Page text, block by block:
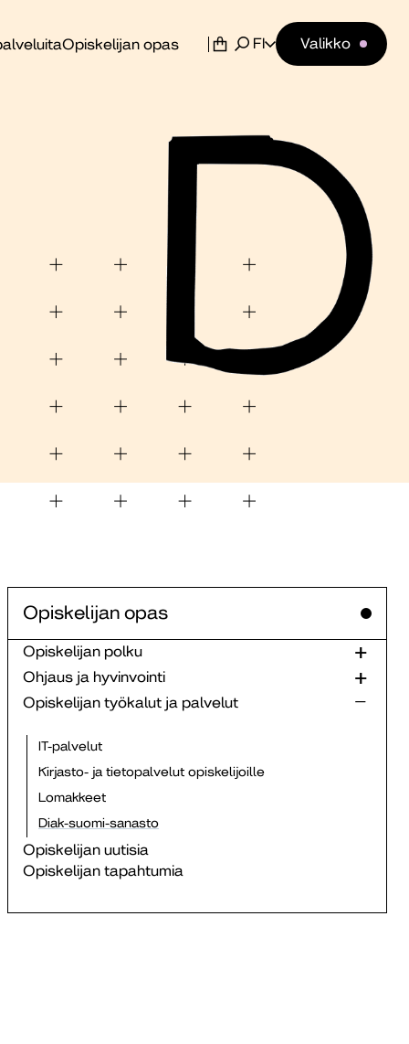
Opiskelijan opas FI Valikko
Opiskelijan opas
Opiskelijan polku
Ohjaus ja hyvinvointi
Opiskelijan työkalut ja palvelut
IT-palvelut
Kirjasto- ja tietopalvelut opiskelijoille
Lomakkeet
Diak-suomi-sanasto
Opiskelijan uutisia
Opiskelijan tapahtumia